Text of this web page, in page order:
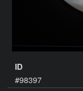
ID
#98397